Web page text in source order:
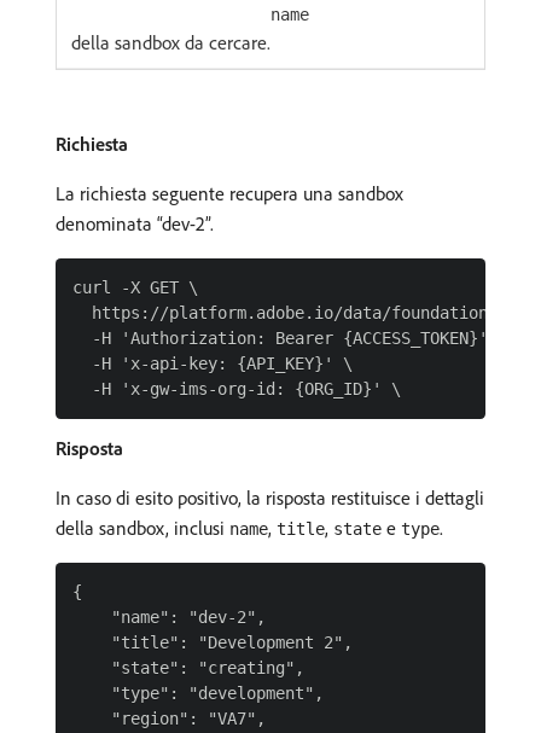
name
della sandbox da cercare.
Richiesta
La richiesta seguente recupera una sandbox
denominata “dev-2”.
curl -X GET \
https://platform.adobe.io/data/foundation/
  -H 'Authorization: Bearer {ACCESS_TOKEN}' \
  -H 'x-api-key: {API_KEY}' \
Risposta
In caso di esito positivo, la risposta restituisce i dettagli
della sandbox, inclusi name, title, state e type.
{
    "name": "dev-2",
    "title": "Development 2",
    "state": "creating",
    "type": "development",
    "region": "VA7",